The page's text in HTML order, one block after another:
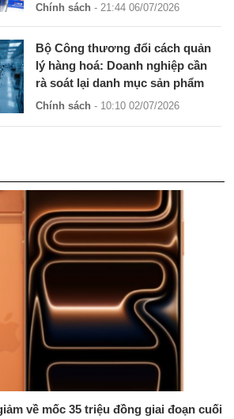
Chính sách - 21:44 06/07/2026
Bộ Công thương đổi cách quản
lý hàng hoá: Doanh nghiệp cần
rà soát lại danh mục sản phẩm
Chính sách - 10:10 02/07/2026
về mốc 35 triệu đồng giai đoạn cuối